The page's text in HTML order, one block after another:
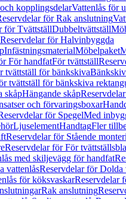
kopplingsdelarVattenlås för
för Rak anslutning
för TvättställDubbeltvättställ
Reservdelar för Halvinbyggda
InfästningsmaterialMöbelpaket
För handfatFör tvättställ
tvättställ för bänkskiva
tvättställ för bänkskiva
skåpHängande skåp
och förvaringsboxar
för SpegelMed
LjuselementHandtagFler
Reservdelar för Stående
Reservdelar för För
med skiljevägg för handfat
vattenlåsReservdelar för Dolda
för köksvaskarReservdelar
Rak anslutning